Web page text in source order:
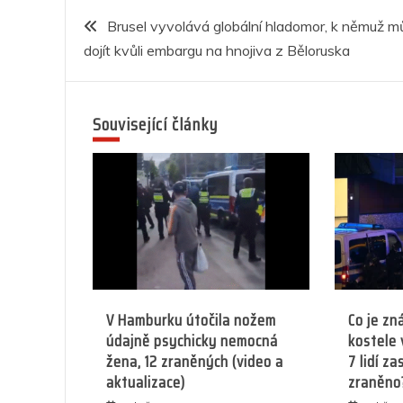
b
o
o
k
A
p
p
n
g
er
dI
n
a
Navigace
pro
příspěvek
Brusel vyvolává globální hladomor, k němuž
dojít kvůli embargu na hnojiva z Běloruska
Související články
V Hamburku útočila nožem
údajně psychicky nemocná
žena, 12 zraněných (video a
aktualizace)
Co je
kostele
7 lidí